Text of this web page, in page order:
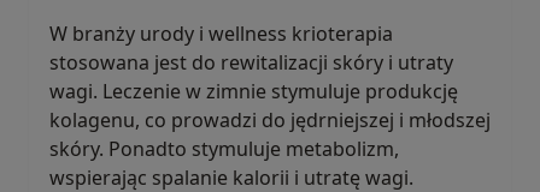
W branży urody i wellness krioterapia
stosowana jest do rewitalizacji skóry i utraty
wagi. Leczenie w zimnie stymuluje produkcję
kolagenu, co prowadzi do jędrniejszej i młodszej
skóry. Ponadto stymuluje metabolizm,
wspierając spalanie kalorii i utratę wagi.